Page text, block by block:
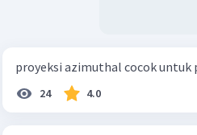
proyeksi azimuthal cocok untuk
24 4.0